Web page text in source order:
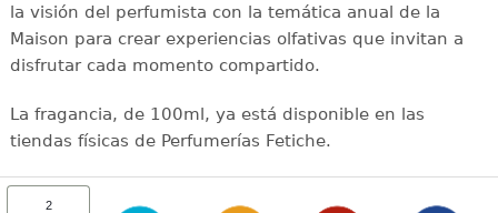
la visión del perfumista con la temática anual de la
Maison para crear experiencias olfativas que invitan a
disfrutar cada momento compartido.
La fragancia, de 100ml, ya está disponible en las
tiendas físicas de Perfumerías Fetiche.
2